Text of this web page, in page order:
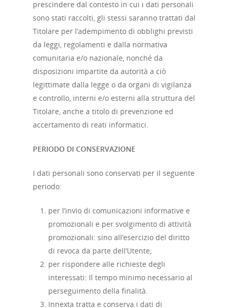
prescindere dal contesto in cui i dati personali
sono stati raccolti, gli stessi saranno trattati dal
Titolare per l’adempimento di obblighi previsti
da leggi, regolamenti e dalla normativa
comunitaria e/o nazionale, nonché da
disposizioni impartite da autorità a ciò
legittimate dalla legge o da organi di vigilanza
e controllo, interni e/o esterni alla struttura del
Titolare, anche a titolo di prevenzione ed
accertamento di reati informatici.
PERIODO DI CONSERVAZIONE
I dati personali sono conservati per il seguente
periodo:
per l’invio di comunicazioni informative e
promozionali e per svolgimento di attività
promozionali: sino all’esercizio del diritto
di revoca da parte dell’Utente;
per rispondere alle richieste degli
interessati: Il tempo minimo necessario al
perseguimento della finalità.
Innexta tratta e conserva i dati di
Home
Chi siamo
Strumenti